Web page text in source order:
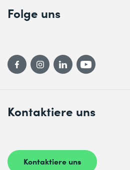
Kontaktiere uns
Kontaktiere uns
Folge uns